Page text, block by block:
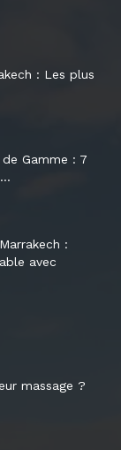
: Les plus
Gamme : 7
:
avec
massage ?